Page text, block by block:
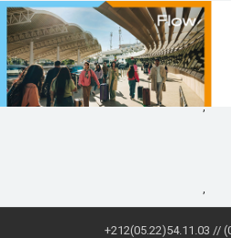
,
+212(05.22)54.11.03 //